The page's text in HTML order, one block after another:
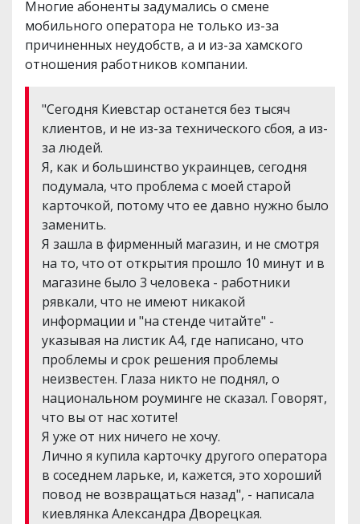
Многие абоненты задумались о смене
мобильного оператора не только из-за
причиненных неудобств, а и из-за хамского
отношения работников компании.
"Сегодня Киевстар останется без тысяч
клиентов, и не из-за технического сбоя, а из-
за людей.
Я, как и большинство украинцев, сегодня
подумала, что проблема с моей старой
карточкой, потому что ее давно нужно было
заменить.
Я зашла в фирменный магазин, и не смотря
на то, что от открытия прошло 10 минут и в
магазине было 3 человека - работники
рявкали, что не имеют никакой
информации и "на стенде читайте" -
указывая на листик А4, где написано, что
проблемы и срок решения проблемы
неизвестен. Глаза никто не поднял, о
национальном роуминге не сказал. Говорят,
что вы от нас хотите!
Я уже от них ничего не хочу.
Лично я купила карточку другого оператора
в соседнем ларьке, и, кажется, это хороший
повод не возвращаться назад", - написала
киевлянка Александра Дворецкая.